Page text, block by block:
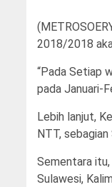
2018/2018
“Pada Setiap
pada Januari-
Lebih lanjut,
NTT,
Sementara
Sulawesi,